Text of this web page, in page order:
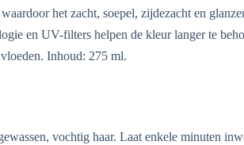
het zacht, soepel, zijdezacht en
en UV-filters helpen de kleur langer te
Inhoud: 275 ml.
vochtig haar. Laat enkele minuten